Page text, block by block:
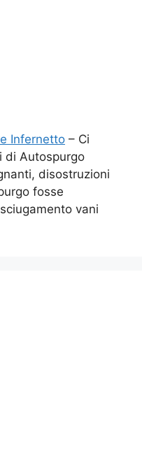
Infernetto – Ci
di Autospurgo
disostruzioni
fosse
vani